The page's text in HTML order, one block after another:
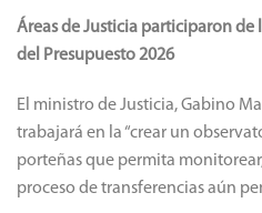
Áreas de Justicia participaron
del Presupuesto 2026
El ministro de Justicia, Gabino
trabajará en la “crear un
porteñas que permita
proceso de transferencias aún